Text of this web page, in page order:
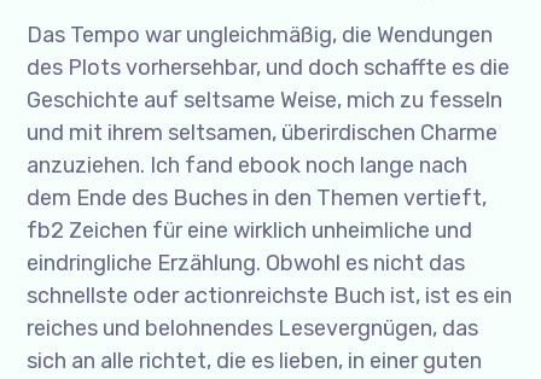
Das Tempo war ungleichmäßig, die Wendungen
des Plots vorhersehbar, und doch schaffte es die
Geschichte auf seltsame Weise, mich zu fesseln
und mit ihrem seltsamen, überirdischen Charme
anzuziehen. Ich fand ebook noch lange nach
dem Ende des Buches in den Themen vertieft,
fb2 Zeichen für eine wirklich unheimliche und
eindringliche Erzählung. Obwohl es nicht das
schnellste oder actionreichste Buch ist, ist es ein
reiches und belohnendes Lesevergnügen, das
sich an alle richtet, die es lieben, in einer guten